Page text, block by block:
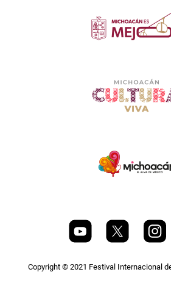
Copyright © 2021 Festival Internacional